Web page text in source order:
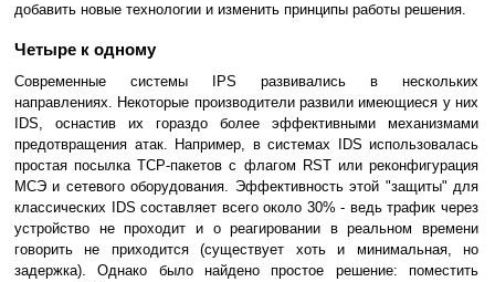
добавить новые технологии и изменить принципы работы решения.
Четыре к одному
Современные системы IPS развивались в нескольких
направлениях. Некоторые производители развили имеющиеся у них
IDS, оснастив их гораздо более эффективными механизмами
предотвращения атак. Например, в системах IDS использовалась
простая посылка TCP-пакетов с флагом RST или реконфигурация
МСЭ и сетевого оборудования. Эффективность этой "защиты" для
классических IDS составляет всего около 30% - ведь трафик через
устройство не проходит и о реагировании в реальном времени
говорить не приходится (существует хоть и минимальная, но
задержка). Однако было найдено простое решение: поместить